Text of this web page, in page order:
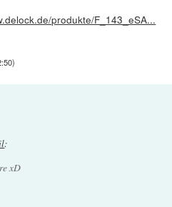
produkte/F_143_eSA...
)
:
xD